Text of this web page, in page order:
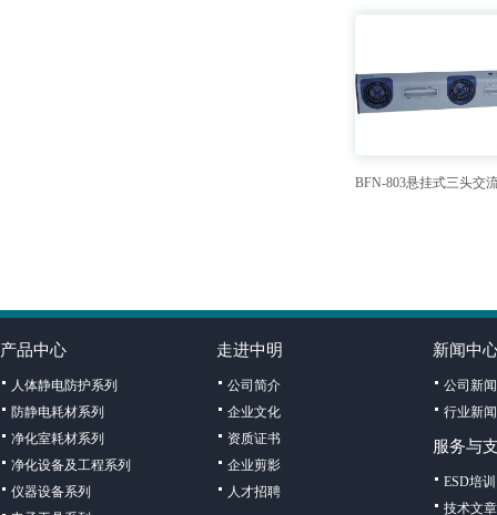
BFN-803悬挂式三头交
产品中心
人体静电防护系列
防静电耗材系列
净化室耗材系列
净化设备及工程系列
仪器设备系列
走进中明
公司简介
企业文化
资质证书
企业剪影
人才招聘
新闻中
公司新闻
行业新闻
服务与
ESD培训
技术文章